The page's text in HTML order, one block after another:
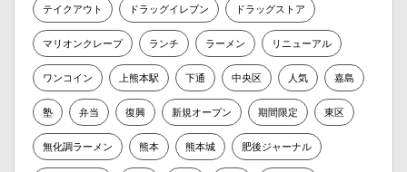
テイクアウト ドラッグイレブン ドラッグストア
マリオンクレープ ランチ ラーメン リニューアル
ワンコイン 上熊本駅 下通 中央区 人気 嘉島
塾 弁当 復興 新規オープン 期間限定 東区
無化調ラーメン 熊本 熊本城 肥後ジャーナル